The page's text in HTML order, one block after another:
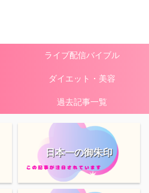
ライブ配信バイブル
ダイエット・美容
過去記事一覧
日本一の御朱印